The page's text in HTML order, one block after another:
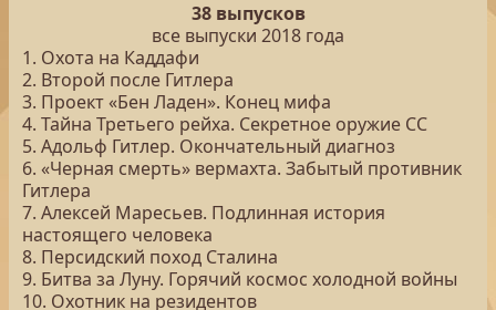
38 выпусков
все выпуски 2018 года
1. Охота на Каддафи
2. Второй после Гитлера
3. Проект «Бен Ладен». Конец мифа
4. Тайна Третьего рейха. Секретное оружие СС
5. Адольф Гитлер. Окончательный диагноз
6. «Черная смерть» вермахта. Забытый противник
Гитлера
7. Алексей Маресьев. Подлинная история
настоящего человека
8. Персидский поход Сталина
9. Битва за Луну. Горячий космос холодной войны
10. Охотник на резидентов